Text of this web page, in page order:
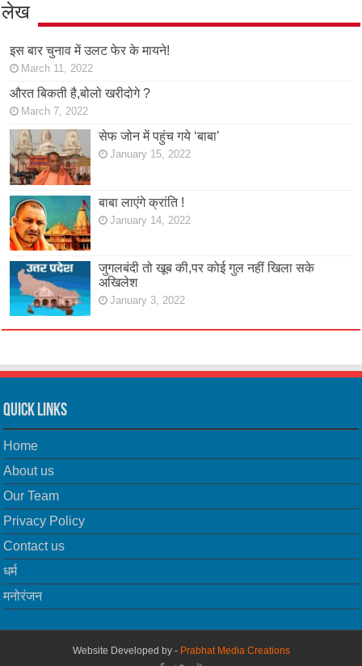
लेख
इस बार चुनाव में उलट फेर के मायने!
March 11, 2022
औरत बिकती है,बोलो खरीदोगे ?
March 7, 2022
सेफ जोन में पहुंच गये ‘बाबा’
January 15, 2022
बाबा लाएंगे क्रांति !
January 14, 2022
जुगलबंदी तो खूब की,पर कोई गुल नहीं खिला सके
अखिलेश
January 3, 2022
Quick Links
Home
About us
Our Team
Privacy Policy
Contact us
धर्म
मनोरंजन
Website Developed by - Prabhat Media Creations